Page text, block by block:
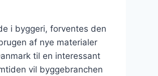
i byggeri, forventes den
af nye materialer
til en interessant
vil byggebranchen